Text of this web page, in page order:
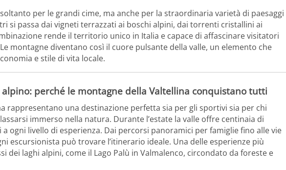
per le grandi cime, ma anche per la straordinaria varietà di paesaggi
si passa dai vigneti terrazzati ai boschi alpini, dai torrenti cristallini ai
rende il territorio unico in Italia e capace di affascinare visitatori
montagne diventano così il cuore pulsante della valle, un elemento che
e stile di vita locale.
perché le montagne della Valtellina conquistano tutti
rappresentano una destinazione perfetta sia per gli sportivi sia per chi
immerso nella natura. Durante l’estate la valle offre centinaia di
ogni livello di esperienza. Dai percorsi panoramici per famiglie fino alle vie
escursionista può trovare l’itinerario ideale. Una delle esperienze più
dei laghi alpini, come il Lago Palù in Valmalenco, circondato da foreste e